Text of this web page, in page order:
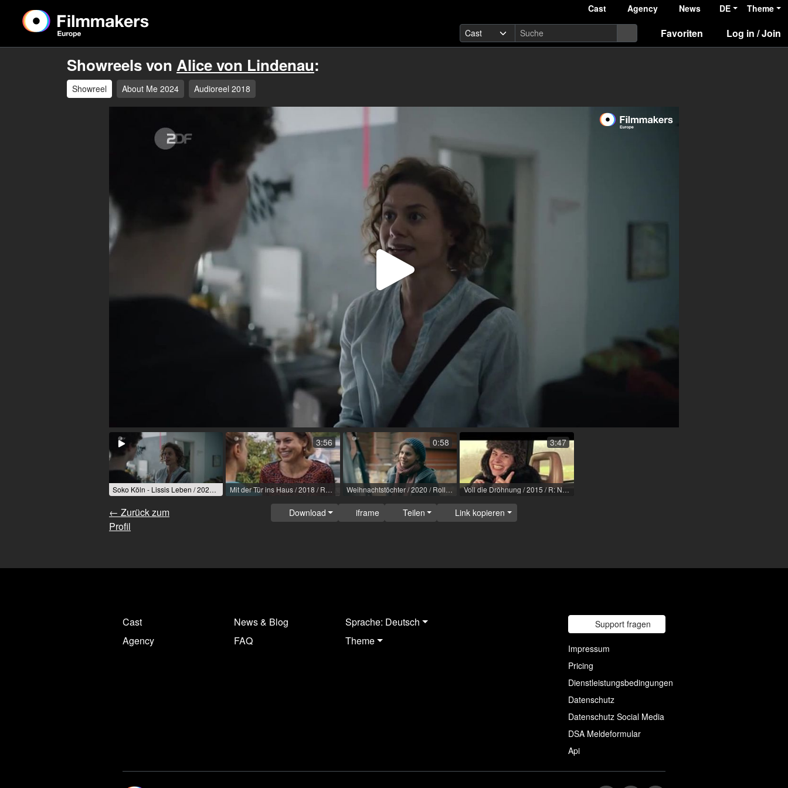
Cast Agency News DE Theme
Favoriten Log in / Join
Showreels von Alice von Lindenau:
Showreel About Me 2024 Audioreel 2018
Video
abspielen
Soko Köln - Lissis Leben / 2021 / Rolle: Lissi Schmidt / R: Eibe Maleen Krebs Mit der Tür ins Haus / 2018 / Rolle: Felicitas Boban / R: Karola Meeder / ZDF
3:56
Weihnachtstöchter / 2020 / Rolle: Erzieherin / R: Rolf Silber / ZDF
0:58
Voll die Dröhnung / 2015 / R: Navid Navid
3:47
← Zurück zum
Profil
Download iframe Teilen Link kopieren
Cast
Agency
News & Blog
FAQ
Sprache: Deutsch
Theme
Support fragen
Impressum
Pricing
Dienstleistungsbedingungen
Datenschutz
Datenschutz Social Media
DSA Meldeformular
Api